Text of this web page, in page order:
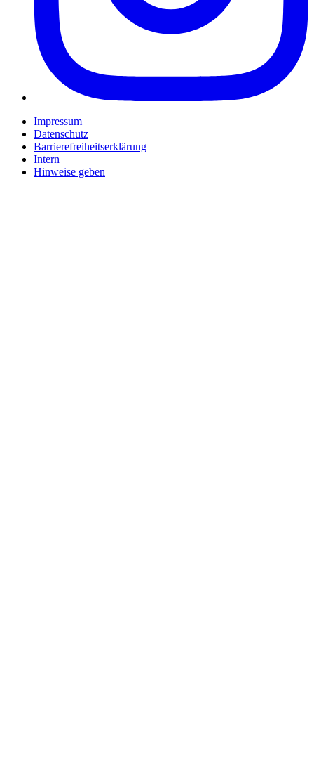
Impressum
Datenschutz
Barrierefreiheitserklärung
Intern
Hinweise geben